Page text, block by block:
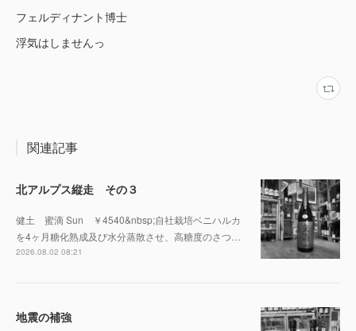
フェルディナント博士
浮気はしませんっ
関連記事
北アルプス縦走 その３
健土 蜜滴 Sun ￥4540&nbsp;自社栽培ベニハルカ
を4ヶ月糖化熟成及び水分蒸散させ、高糖度のさつ…
2026.08.02 08:21
地震の補強